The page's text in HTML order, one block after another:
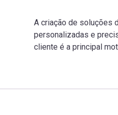
A criação de soluções
personalizadas e
cliente é a principal